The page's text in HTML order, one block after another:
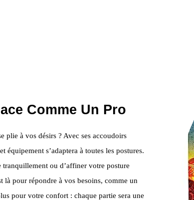
Comme Un Pro
plie à vos désirs ? Avec ses accoudoirs
équipement s’adaptera à toutes les postures.
ou d’affiner votre posture
là pour répondre à vos besoins, comme un
pour votre confort : chaque partie sera une